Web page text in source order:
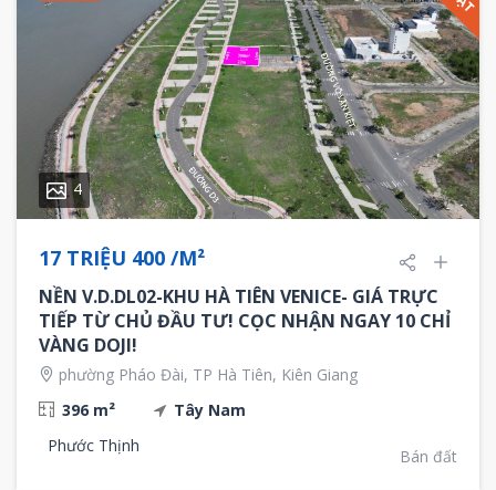
4
17 TRIỆU 400 /M²
NỀN V.D.DL02-KHU HÀ TIÊN VENICE- GIÁ TRỰC
TIẾP TỪ CHỦ ĐẦU TƯ! CỌC NHẬN NGAY 10 CHỈ
VÀNG DOJI!
phường Pháo Đài, TP Hà Tiên, Kiên Giang
396 m²
Tây Nam
Phước Thịnh
Bán đất